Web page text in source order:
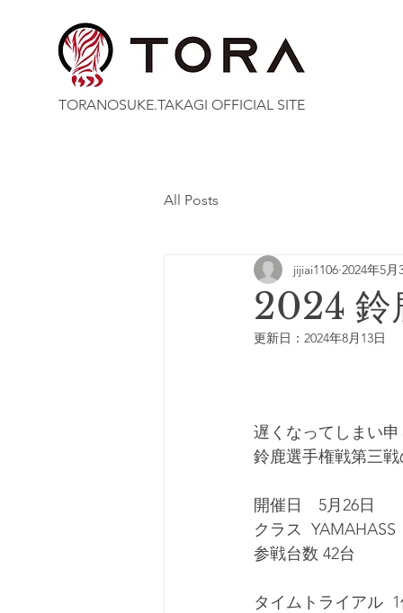
TORANOSUKE.TAKAGI OFFICIAL SITE
All Posts
2024 鈴
jijiai1106 2024年5月
更新日： 2024年8月13日
遅くなってしまい
鈴鹿選手権戦第三
開催日　5月26日
クラス  YAMAHASS
参戦台数 42台
タイムトライアル